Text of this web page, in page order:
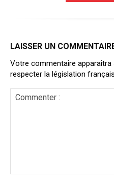
LAISSER UN
Votre commentaire
respecter la législation